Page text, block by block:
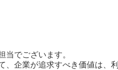
当でございます。
、企業が追求すべき価値は、